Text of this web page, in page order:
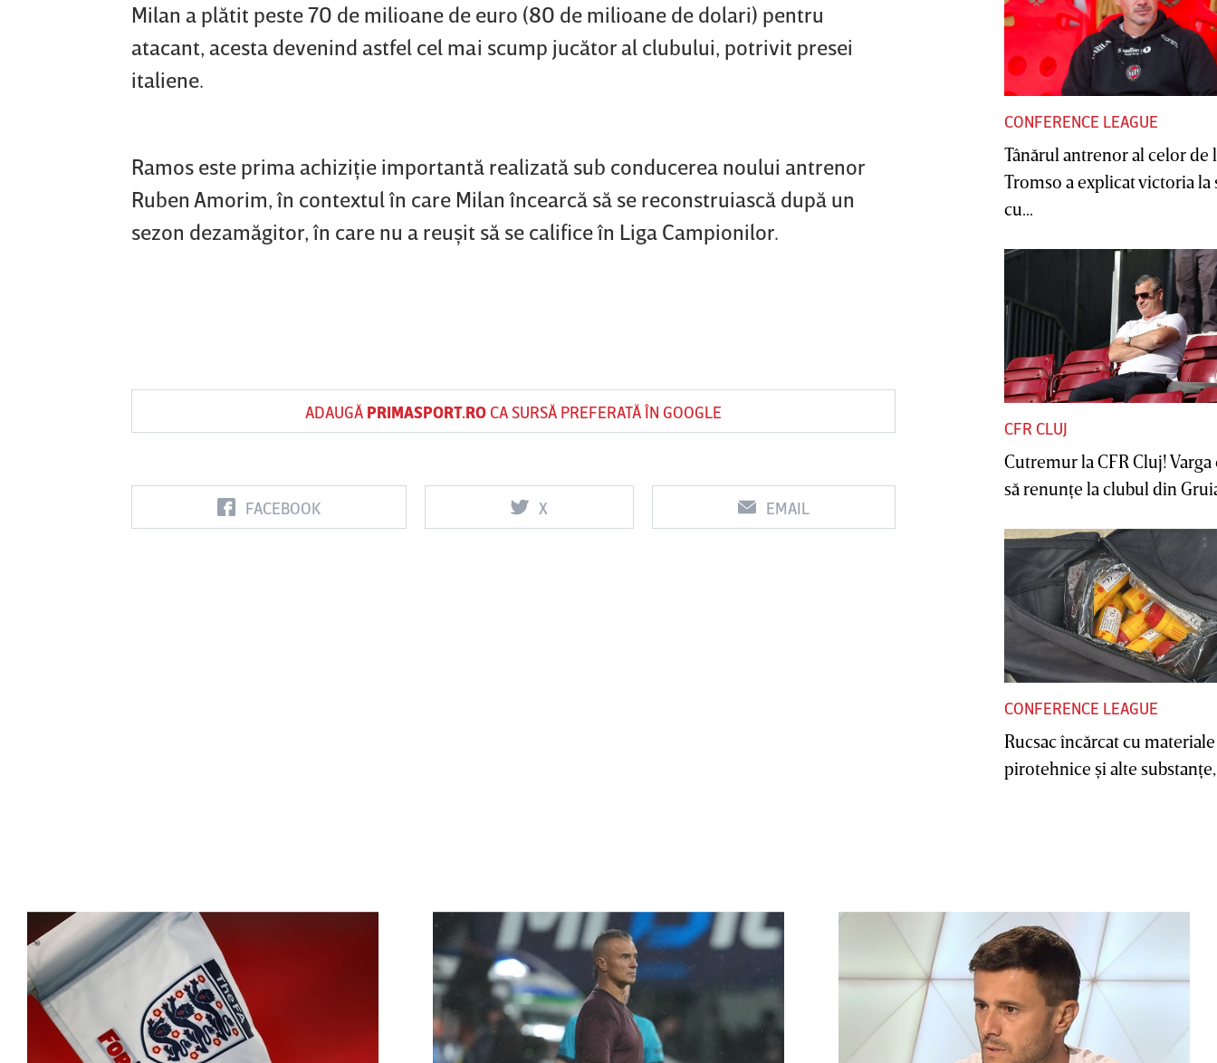
Milan a plătit peste 70 de milioane de euro (80 de milioane de dolari) pentru
atacant, acesta devenind astfel cel mai scump jucător al clubului, potrivit presei
italiene.
Ramos este prima achiziţie importantă realizată sub conducerea noului antrenor
Ruben Amorim, în contextul în care Milan încearcă să se reconstruiască după un
sezon dezamăgitor, în care nu a reuşit să se califice în Liga Campionilor.
ADAUGĂ PRIMASPORT.ROCA SURSĂ PREFERATĂ ÎN GOOGLE
FACEBOOK X EMAIL
CONFERENCE LEAGUE
Tânărul antrenor al celor de
Tromso a explicat victoria la
cu...
CFR CLUJ
Cutremur la CFR Cluj! Varga
să renunţe la clubul din
CONFERENCE LEAGUE
Rucsac încărcat cu materiale
pirotehnice şi alte substanţe,